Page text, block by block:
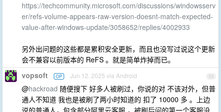
https://techcommunity.microsoft.com/discussions/windowsserv
er/refs-volume-appears-raw-version-doesnt-match-expected-
value-after-windows-update/3058652/replies/4002933
另外出问题的这些都是累积安全更新，而且也没写过说这个更新
会不兼容以前版本的 ReFS 。就是简单炸掉而已。
53
vopsoft OP Jun 12, 2025 via Android
@hackroad 随便搜下 好多人被刷过，你说的对 不该对外，但普
通人不知道 我也是被刷了两小时知道的 扣了 10000 多 。上边
说的普通人，包含部分阿里云客服 ，被刷后问的第一个客服没